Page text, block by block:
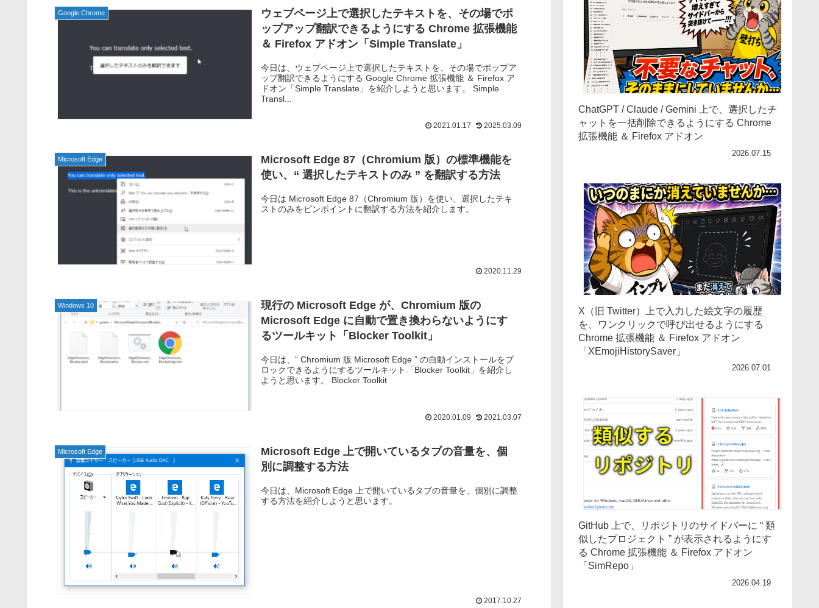
Google Chrome
ウェブページ上で選択したテキストを、その場でポ
ップアップ翻訳できるようにする Chrome 拡張機能
＆ Firefox アドオン「Simple Translate」
今日は、ウェブページ上で選択したテキストを、その場でポップア
ップ翻訳できるようにする Google Chrome 拡張機能 ＆ Firefox ア
ドオン「Simple Translate」を紹介しようと思います。 Simple
Transl...
2021.01.17 2025.03.09
Microsoft Edge
Microsoft Edge 87（Chromium 版）の標準機能を
使い、“ 選択したテキストのみ ” を翻訳する方法
今日は Microsoft Edge 87（Chromium 版）を使い、選択したテキ
ストのみをピンポイントに翻訳する方法を紹介します。
2020.11.29
Windows 10
現行の Microsoft Edge が、Chromium 版の
Microsoft Edge に自動で置き換わらないようにす
るツールキット「Blocker Toolkit」
今日は、“ Chromium 版 Microsoft Edge ” の自動インストールをブ
ロックできるようにするツールキット「Blocker Toolkit」を紹介し
ようと思います。 Blocker Toolkit
2020.01.09 2021.03.07
Microsoft Edge
Microsoft Edge 上で開いているタブの音量を、個
別に調整する方法
今日は、Microsoft Edge 上で開いているタブの音量を、個別に調整
する方法を紹介しようと思います。
2017.10.27
ChatGPT / Claude / Gemini 上で、選択したチ
ャットを一括削除できるようにする Chrome
拡張機能 ＆ Firefox アドオン
2026.07.15
X（旧 Twitter）上で入力した絵文字の履歴
を、ワンクリックで呼び出せるようにする
Chrome 拡張機能 ＆ Firefox アドオン
「XEmojiHistorySaver」
2026.07.01
GitHub 上で、リポジトリのサイドバーに “ 類
似したプロジェクト ” が表示されるようにす
る Chrome 拡張機能 ＆ Firefox アドオン
「SimRepo」
2026.04.19